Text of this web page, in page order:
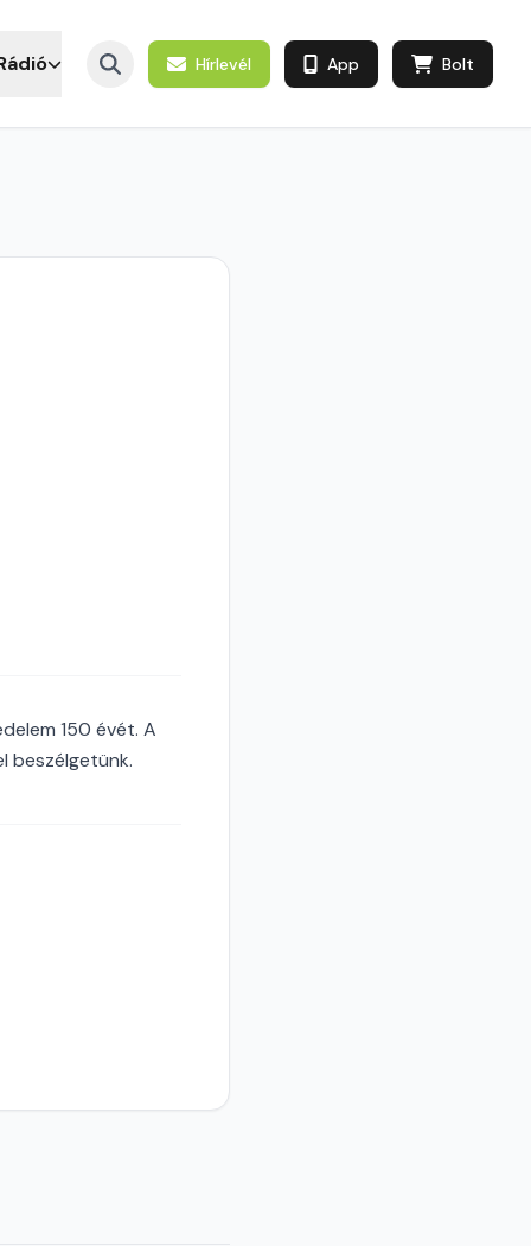
Hírlevél App Bolt
150 évét. A
beszélgetünk.